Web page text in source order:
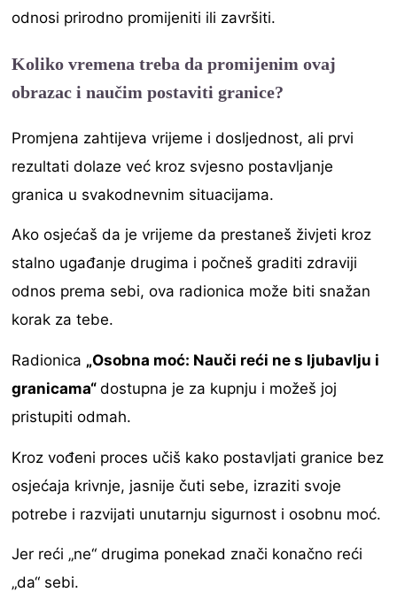
odnosi prirodno promijeniti ili završiti.
Koliko vremena treba da promijenim ovaj
obrazac i naučim postaviti granice?
Promjena zahtijeva vrijeme i dosljednost, ali prvi
rezultati dolaze već kroz svjesno postavljanje
granica u svakodnevnim situacijama.
Ako osjećaš da je vrijeme da prestaneš živjeti kroz
stalno ugađanje drugima i počneš graditi zdraviji
odnos prema sebi, ova radionica može biti snažan
korak za tebe.
Radionica „Osobna moć: Nauči reći ne s ljubavlju i
granicama“dostupna je za kupnju i možeš joj
pristupiti odmah.
Kroz vođeni proces učiš kako postavljati granice bez
osjećaja krivnje, jasnije čuti sebe, izraziti svoje
potrebe i razvijati unutarnju sigurnost i osobnu moć.
Jer reći „ne“ drugima ponekad znači konačno reći
„da“ sebi.